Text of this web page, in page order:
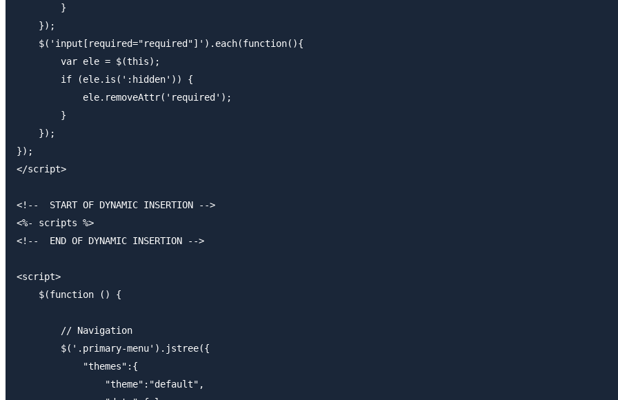
        }
    });
    $('input[required="required"]').each(function(){
        var ele = $(this);
        if (ele.is(':hidden')) {
            ele.removeAttr('required');
        }
    });
});
</script>
<!--  START OF DYNAMIC INSERTION -->
<%- scripts %>
<!--  END OF DYNAMIC INSERTION -->
<script>
    $(function () {
        // Navigation
        $('.primary-menu').jstree({
            "themes":{
                "theme":"default",